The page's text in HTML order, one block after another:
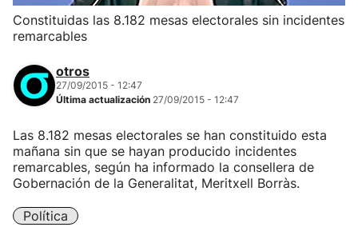
Constituidas las 8.182 mesas electorales sin incidentes
remarcables
otros
27/09/2015 - 12:47
Última actualización 27/09/2015 - 12:47
Las 8.182 mesas electorales se han constituido esta
mañana sin que se hayan producido incidentes
remarcables, según ha informado la consellera de
Gobernación de la Generalitat, Meritxell Borràs.
Política